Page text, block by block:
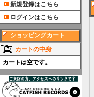
新規登録はこちら
ログインはこちら
ショッピングカート
カートの中身
カートは空です。